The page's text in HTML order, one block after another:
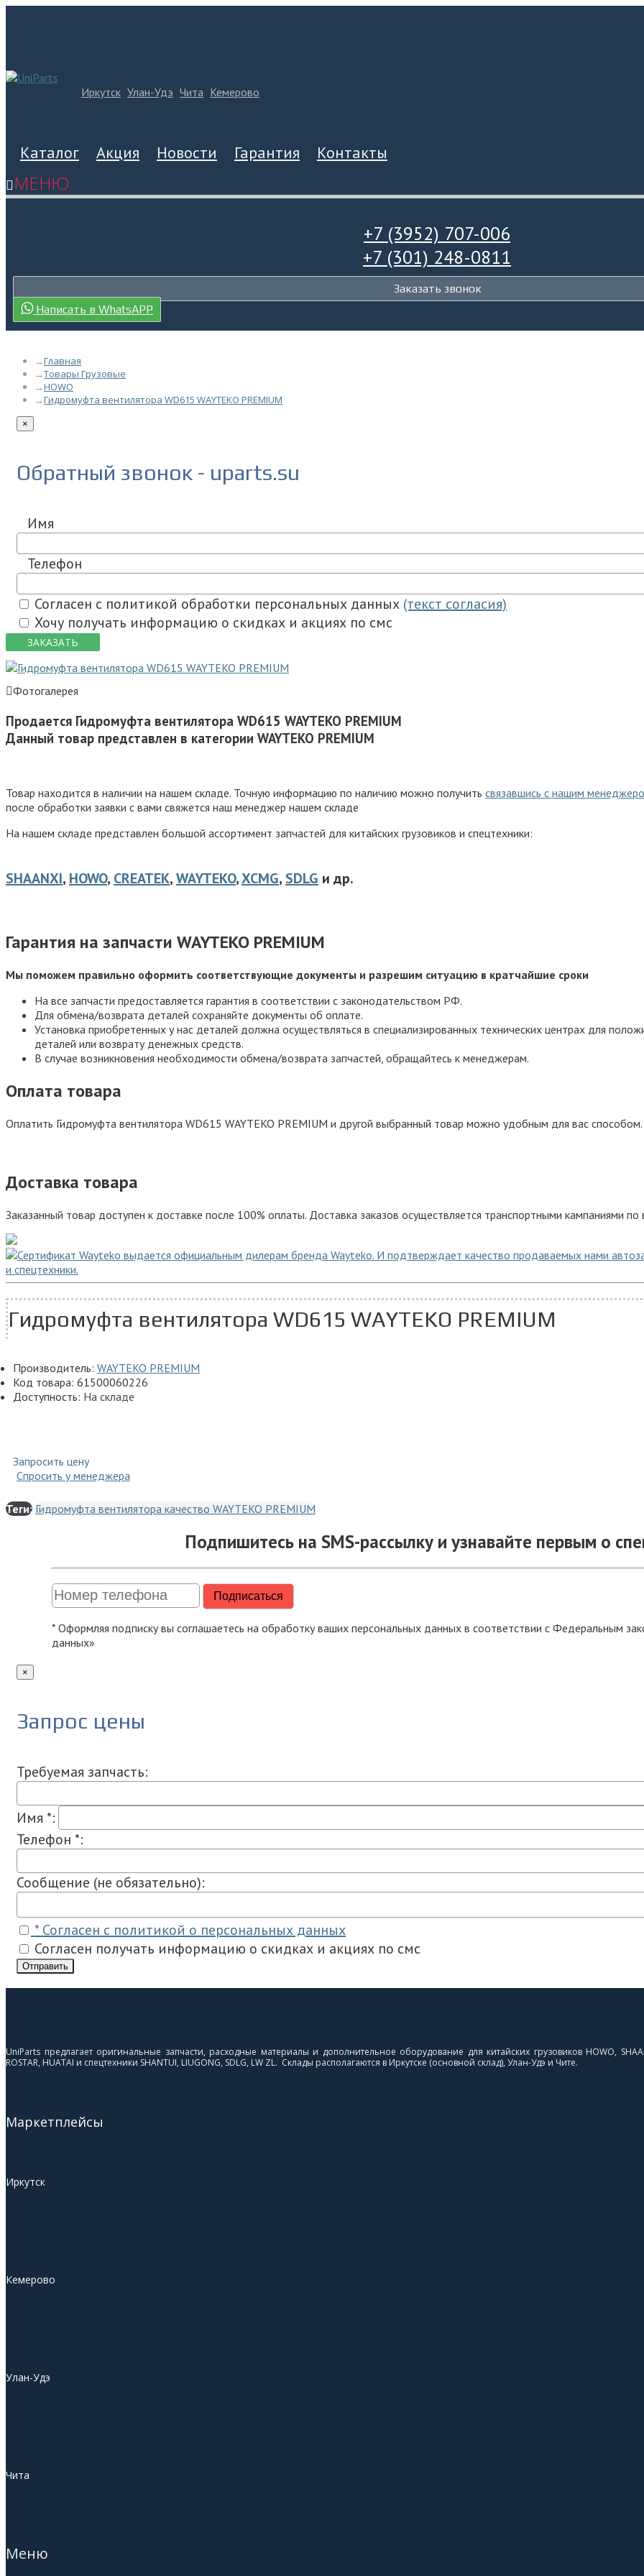
Иркутск Улан-Удэ Чита Кемерово
Каталог Акция Новости Гарантия Контакты
МЕНЮ
+7 (3952) 707-006
+7 (301) 248-0811
Заказать звонок
Написать в WhatsAPP
Главная
Товары Грузовые
HOWO
Гидромуфта вентилятора WD615 WAYTEKO PREMIUM
×
Обратный звонок - uparts.su
Имя
Телефон
Согласен с политикой обработки персональных данных (текст согласия)
Хочу получать информацию о скидках и акциях по смс
ЗАКАЗАТЬ
Фотогалерея
Продается Гидромуфта вентилятора WD615 WAYTEKO PREMIUM
Данный товар представлен в категории WAYTEKO PREMIUM
Товар находится в наличии на нашем складе. Точную информацию по наличию можно получить связавшись с нашим
после обработки заявки с вами свяжется наш менеджер нашем складе
На нашем складе представлен большой ассортимент запчастей для китайских грузовиков и спецтехники:
SHAANXI, HOWO, CREATEK,WAYTEKO,XCMG, SDLG и др.
Гарантия на запчасти WAYTEKO PREMIUM
Мы поможем правильно оформить соответствующие документы и разрешим ситуацию в кратчайшие сроки
На все запчасти предоставляется гарантия в соответствии с законодательством РФ.
Для обмена/возврата деталей сохраняйте документы об оплате.
Установка приобретенных у нас деталей должна осуществляться в специализированных технических центрах для
деталей или возврату денежных средств.
В случае возникновения необходимости обмена/возврата запчастей, обращайтесь к менеджерам.
Оплата товара
Оплатить Гидромуфта вентилятора WD615 WAYTEKO PREMIUM и другой выбранный товар можно удобным для вас способом.
Доставка товара
Заказанный товар доступен к доставке после 100% оплаты. Доставка заказов осуществляется транспортными кампаниями по
Гидромуфта вентилятора WD615 WAYTEKO PREMIUM
Производитель: WAYTEKO PREMIUM
Код товара: 61500060226
Доступность: На складе
Запросить цену
Спросить у менеджера
Теги: Гидромуфта вентилятора качество WAYTEKO PREMIUM
Подпишитесь на SMS-рассылку и узнавайте первым о
* Оформляя подписку вы соглашаетесь на обработку ваших персональных данных в соответствии с Федеральным
данных»
×
Запрос цены
Требуемая запчасть:
Имя *:
Телефон *:
Сообщение (не обязательно):
* Согласен с политикой о персональных данных
Согласен получать информацию о скидках и акциях по смс
Отправить
UniParts предлагает оригинальные запчасти, расходные материалы и дополнительное оборудование для китайских грузовиков HOWO,
ROSTAR, HUATAI и спецтехники SHANTUI, LIUGONG, SDLG, LW ZL. Склады располагаются в Иркутске (основной склад), Улан-Удэ и Чите.
Маркетплейсы
Иркутск
Кемерово
Улан-Удэ
Чита
Меню